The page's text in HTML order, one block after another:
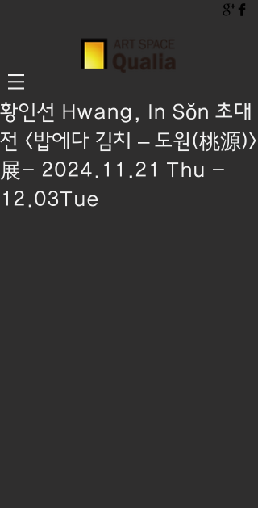
황인선 Hwang, In Sŏn 초대
전 <밥에다 김치 – 도원(桃源)>
展- 2024.11.21 Thu -
12.03Tue